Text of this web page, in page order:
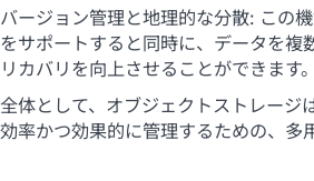
バージョン管理と地理的な分散: この
をサポートすると同時に、データを複
リカバリを向上させることができます。
全体として、オブジェクトストレー
効率かつ効果的に管理するための、多